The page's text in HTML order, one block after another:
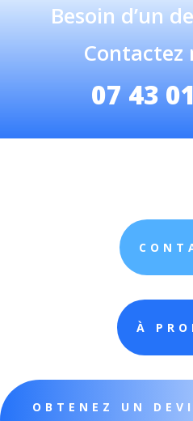
Besoin d’un
Contactez
07 43
À
OBTENEZ UN